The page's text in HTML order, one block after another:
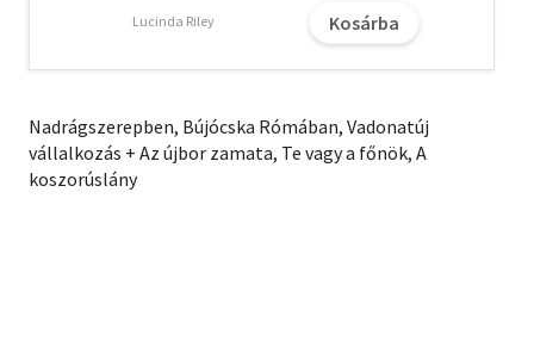
Lucinda Riley Kosárba
Nadrágszerepben, Bújócska Rómában, Vadonatúj
vállalkozás + Az újbor zamata, Te vagy a főnök, A
koszorúslány